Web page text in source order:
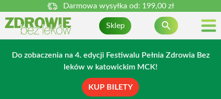
Darmowa wysyłka od: 199,00 zł
Sklep 
Do zobaczenia na 4. edycji Festiwalu Pełnia Zdrowia Bez
leków w katowickim MCK!
KUP BILETY